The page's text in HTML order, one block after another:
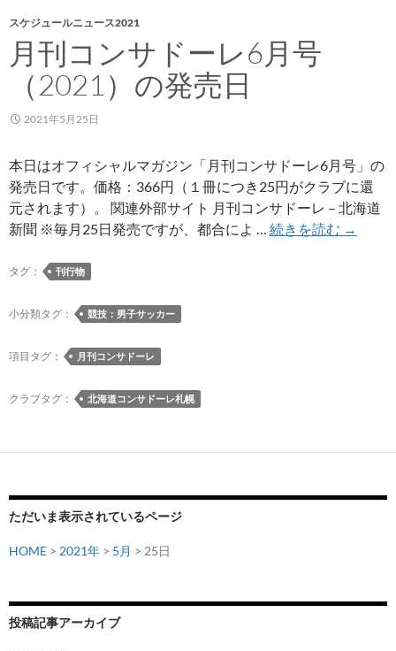
2021
#15/38
サ
ガ
鳥
スケジュールニュース2021
月刊コンサドーレ6月号
（2021）の発売日
2021年5月25日
本日はオフィシャルマガジン「月刊コンサドーレ6月号」の
発売日です。価格：366円（１冊につき25円がクラブに還
元されます）。 関連外部サイト 月刊コンサドーレ – 北海道
新聞 ※毎月25日発売ですが、都合によ … 続きを読む 月
発
→
タグ： 刊行物
小分類タグ： 競技：男子サッカー
項目タグ： 月刊コンサドーレ
クラブタグ： 北海道コンサドーレ札幌
ただいま表示されているページ
HOME > 2021年 > 5月 > 25日
投稿記事アーカイブ